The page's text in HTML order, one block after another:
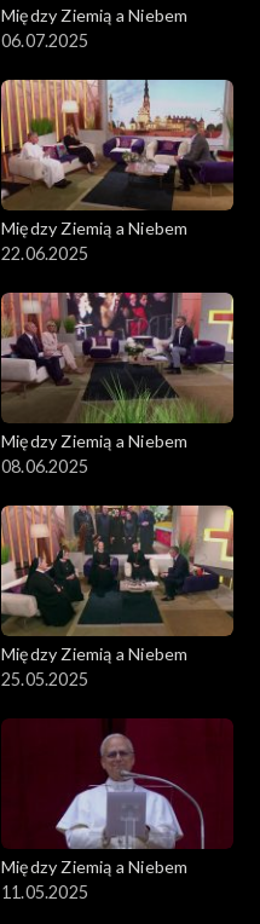
Między Ziemią a Niebem
06.07.2025
Między Ziemią a Niebem
22.06.2025
Między Ziemią a Niebem
08.06.2025
Między Ziemią a Niebem
25.05.2025
Między Ziemią a Niebem
11.05.2025